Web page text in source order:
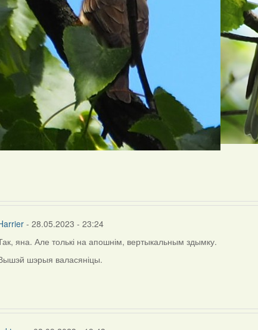
- 28.05.2023 - 23:24
яна. Але толькі на апошнім, вертыкальным здымку.
шэрыя валасяніцы.